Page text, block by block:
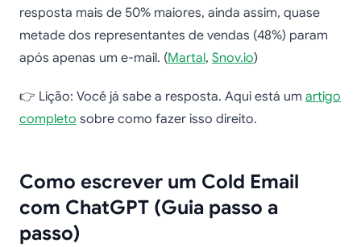
resposta mais de 50% maiores, ainda assim, quase
metade dos representantes de vendas (48%) param
após apenas um e-mail. (Martal, Snov.io)
👉 Lição: Você já sabe a resposta. Aqui está um artigo
completo sobre como fazer isso direito.
Como escrever um Cold Email
com ChatGPT (Guia passo a
passo)